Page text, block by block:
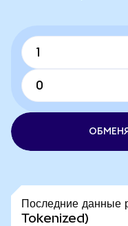
Последние
Tokenized)